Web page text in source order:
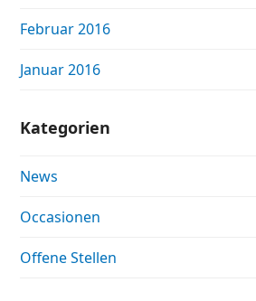
Februar 2016
Januar 2016
Kategorien
News
Occasionen
Offene Stellen